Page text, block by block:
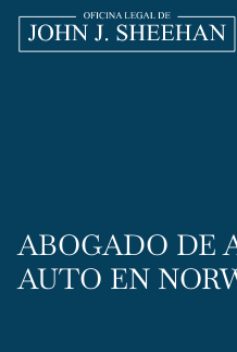
ABOGADO DE
AUTO EN